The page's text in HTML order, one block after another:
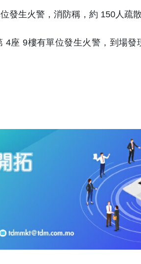
發生火警，消防稱，約 150人疏散
4座 9樓有單位發生火警，到場發